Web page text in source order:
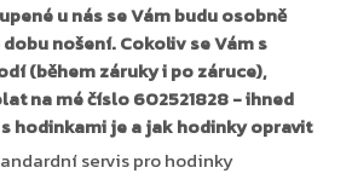
u nás se Vám budu osobně
nošení. Cokoliv se Vám s
(během záruky i po záruce),
na mé číslo 602521828 - ihned
hodinkami je a jak hodinky opravit
servis pro hodinky